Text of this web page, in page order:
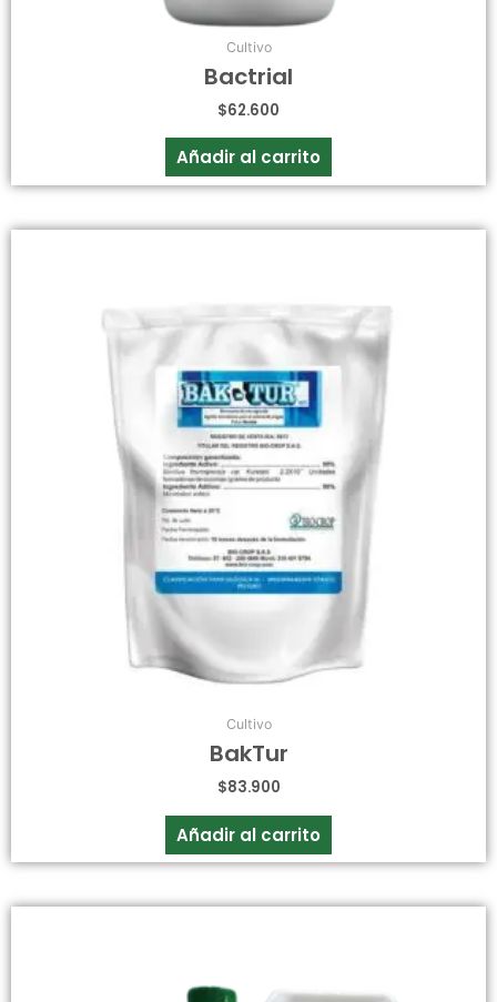
Cultivo
Bactrial
$62.600
Añadir al carrito
Cultivo
BakTur
$83.900
Añadir al carrito